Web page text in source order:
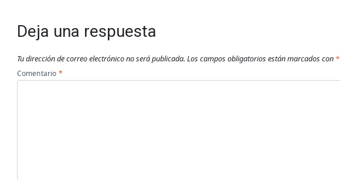
Deja una respuesta
Tu dirección de correo electrónico no será publicada. Los campos obligatorios están marcados con *
Comentario *